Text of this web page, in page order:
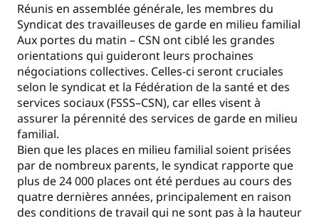
Réunis en assemblée générale, les membres du
Syndicat des travailleuses de garde en milieu familial
Aux portes du matin – CSN ont ciblé les grandes
orientations qui guideront leurs prochaines
négociations collectives. Celles-ci seront cruciales
selon le syndicat et la Fédération de la santé et des
services sociaux (FSSS–CSN), car elles visent à
assurer la pérennité des services de garde en milieu
familial.
Bien que les places en milieu familial soient prisées
par de nombreux parents, le syndicat rapporte que
plus de 24 000 places ont été perdues au cours des
quatre dernières années, principalement en raison
des conditions de travail qui ne sont pas à la hauteur